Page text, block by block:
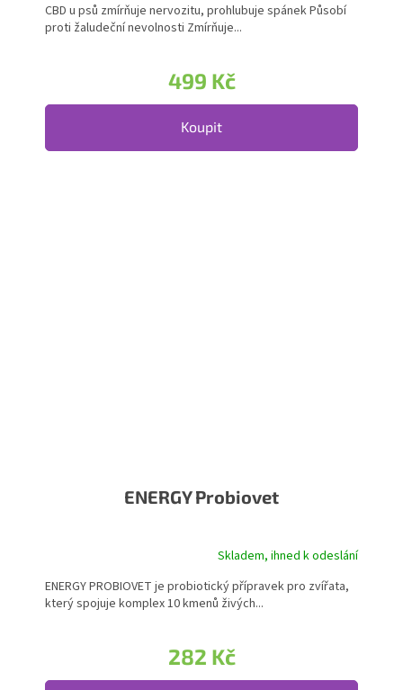
499 Kč
Koupit
CBD u psů zmírňuje nervozitu, prohlubuje spánek Působí
proti žaludeční nevolnosti Zmírňuje...
ENERGY Probiovet
Průměrné hodnocení produktu je 5,0 z 5 hvězdiček.
Skladem, ihned k odeslání
282 Kč
ENERGY PROBIOVET je probiotický přípravek pro zvířata,
který spojuje komplex 10 kmenů živých...